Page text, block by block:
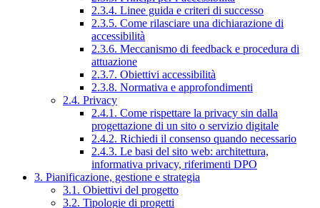
2.3.4. Linee guida e criteri di successo
2.3.5. Come rilasciare una dichiarazione di
accessibilità
2.3.6. Meccanismo di feedback e procedura di
attuazione
2.3.7. Obiettivi accessibilità
2.3.8. Normativa e approfondimenti
2.4. Privacy
2.4.1. Come rispettare la privacy sin dalla
progettazione di un sito o servizio digitale
2.4.2. Richiedi il consenso quando necessario
2.4.3. Le basi del sito web: architettura,
informativa privacy, riferimenti DPO
3. Pianificazione, gestione e strategia
3.1. Obiettivi del progetto
3.2. Tipologie di progetti